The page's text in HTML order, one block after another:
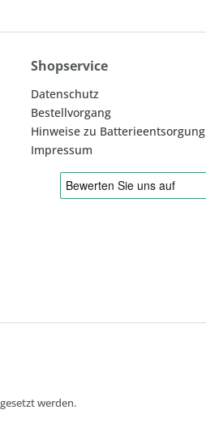
Shopservice
Datenschutz
Bestellvorgang
Hinweise zu Batterieentsorgung
Impressum
werden.